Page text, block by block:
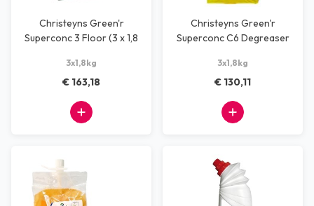
Christeyns Green'r
Superconc 3 Floor (3 x 1,8
3x1,8kg
€ 163,18
Christeyns Green'r
Superconc C6 Degreaser
3x1,8kg
€ 130,11